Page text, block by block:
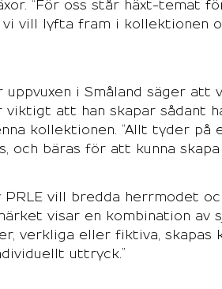
“För oss står häxt-temat
vi vill lyfta fram i kollektionen
uppvuxen i Småland säger att
att han skapar sådant
kollektionen. “Allt tyder
och bäras för att kunna skapa
PRLE vill bredda herrmodet
visar en kombination av
verkliga eller fiktiva,
uttryck.”